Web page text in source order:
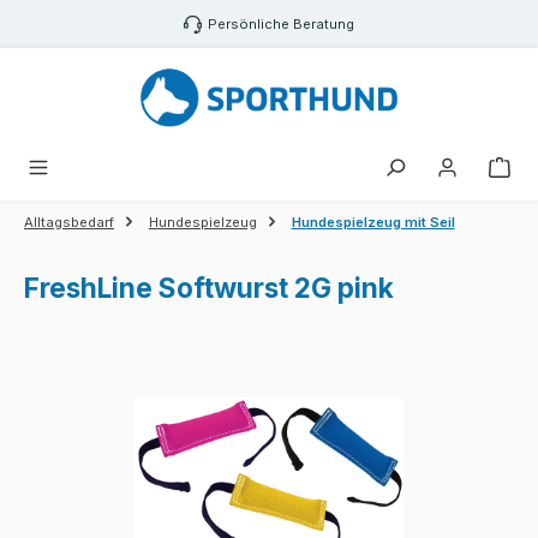
Zum Hauptinhalt springen Persönliche Beratung
Alltagsbedarf Hundespielzeug Hundespielzeug mit Seil
FreshLine Softwurst 2G pink
Bildergalerie überspringen